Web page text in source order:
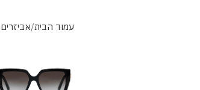
עמוד הבית אביזרים